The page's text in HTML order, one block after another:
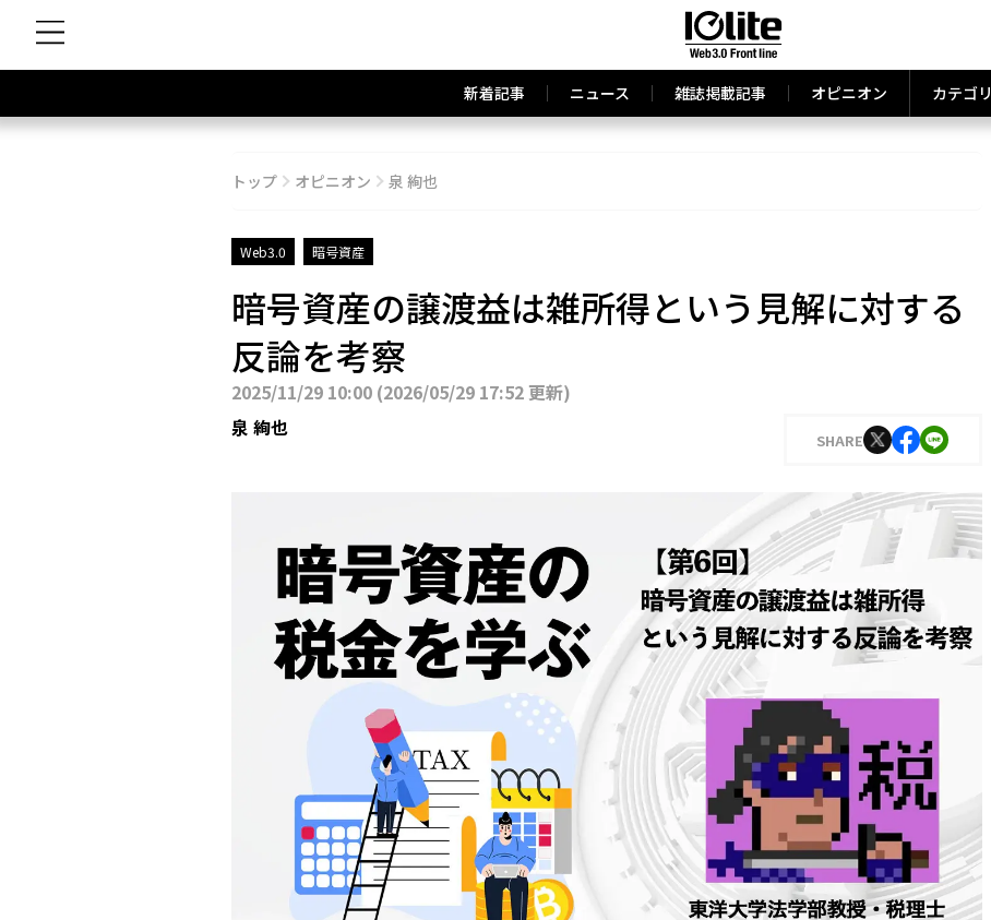
新着記事 ニュース 雑誌掲載記事 オピニオン カテゴリ
トップ オピニオン 泉 絢也
Web3.0 暗号資産
暗号資産の譲渡益は雑所得という見解に対する
反論を考察
2025/11/29 10:00(2026/05/29 17:52 更新)
泉 絢也
SHARE